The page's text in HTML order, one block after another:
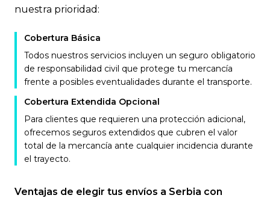
nuestra prioridad:
Cobertura Básica
Todos nuestros servicios incluyen un seguro obligatorio
de responsabilidad civil que protege tu mercancía
frente a posibles eventualidades durante el transporte.
Cobertura Extendida Opcional
Para clientes que requieren una protección adicional,
ofrecemos seguros extendidos que cubren el valor
total de la mercancía ante cualquier incidencia durante
el trayecto.
Ventajas de elegir tus envíos a Serbia con